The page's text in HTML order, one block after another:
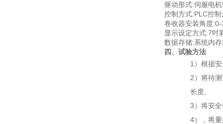
驱动形式:伺服电
控制方式:PLC控制;
卷收器安装角度:0-
显示设定方式:7吋
数据存储:系统内
四、试验方法
1）根据
2）将待
长度,
3）将安
4），将